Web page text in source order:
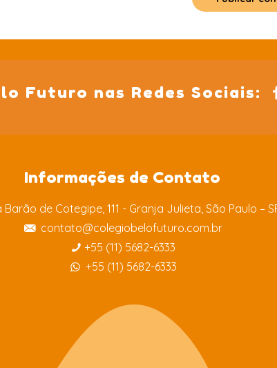
Futuro nas Redes Sociais:
Informações de Contato
Barão de Cotegipe, 111 - Granja Julieta, São Paulo –
contato@colegiobelofuturo.com.br
+55 (11) 5682-6333
+55 (11) 5682-6333